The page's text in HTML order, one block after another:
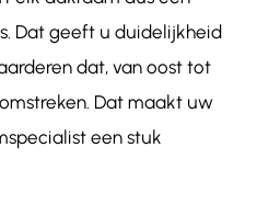
Dat geeft u duidelijkheid
dat, van oost tot
Dat maakt uw
een stuk